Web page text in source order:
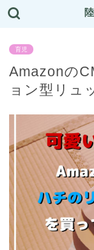
育児
Amazonの
ョン型リュ